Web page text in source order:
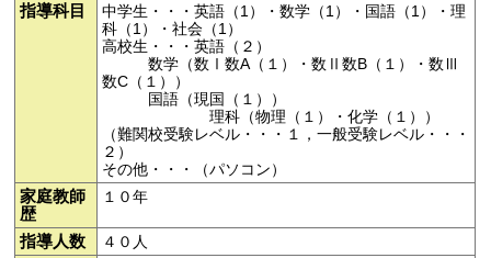
指導科目
中学生・・・英語（1）・数学（1）・国語（1）・理
科（1）・社会（1）
高校生・・・英語（２）
数学（数Ⅰ数A（１）・数Ⅱ数B（１）・数Ⅲ
数C（１））
国語（現国（１））
理科（物理（１）・化学（１））
（難関校受験レベル・・・１，一般受験レベル・・・
２）
その他・・・（パソコン）
家庭教師
歴
１０年
指導人数 ４０人